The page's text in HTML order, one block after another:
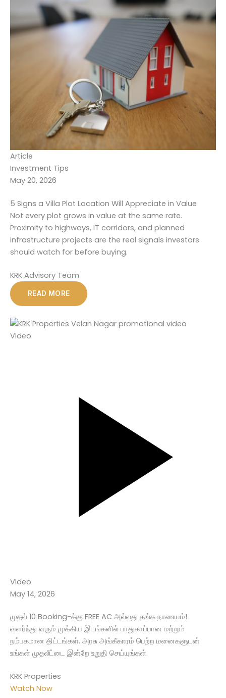
Article
Investment Tips
May 20, 2026
5 Signs a Villa Plot Location Will Appreciate in Value
Not every plot grows in value at the same rate.
Proximity to highways, IT corridors, and planned
infrastructure projects are the real signals investors
should watch for before buying.
KRK Advisory Team
READ MORE
Video
Video
May 14, 2026
முதல் 10 Booking-க்கு FREE AC அல்லது தங்க நாணயம்!
வளர்ந்து வரும் முக்கிய இடங்களில் பாதுகாப்பான மற்றும்
நம்பகமான திட்டங்கள். அரசு அங்கீகாரம் பெற்ற மனைகளுடன்
உங்கள் முதலீட்டை இன்றே உறுதி செய்யுங்கள்.
KRK Properties
Watch Now